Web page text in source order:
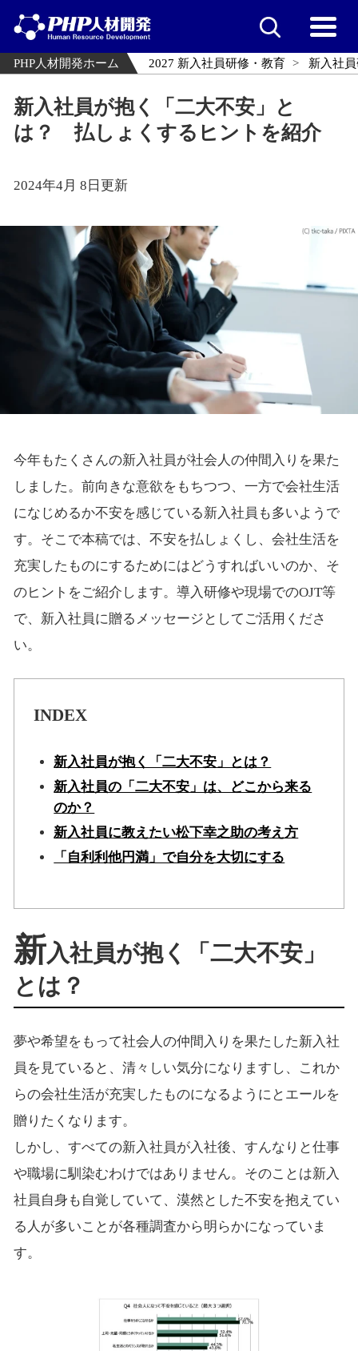
PHP人材開発ホーム 2027 新入社員研修・教育 新入社
新入社員が抱く「二大不安」と
は？ 払しょくするヒントを紹介
2024年4月 8日更新
今年もたくさんの新入社員が社会人の仲間入りを果た
しました。前向きな意欲をもちつつ、一方で会社生活
になじめるか不安を感じている新入社員も多いようで
す。そこで本稿では、不安を払しょくし、会社生活を
充実したものにするためにはどうすればいいのか、そ
のヒントをご紹介します。導入研修や現場でのOJT等
で、新入社員に贈るメッセージとしてご活用くださ
い。
INDEX
新入社員が抱く「二大不安」とは？
新入社員の「二大不安」は、どこから来る
のか？
新入社員に教えたい松下幸之助の考え方
「自利利他円満」で自分を大切にする
新入社員が抱く「二大不安」
とは？
夢や希望をもって社会人の仲間入りを果たした新入社
員を見ていると、清々しい気分になりますし、これか
らの会社生活が充実したものになるようにとエールを
贈りたくなります。
しかし、すべての新入社員が入社後、すんなりと仕事
や職場に馴染むわけではありません。そのことは新入
社員自身も自覚していて、漠然とした不安を抱えてい
る人が多いことが各種調査から明らかになっていま
す。